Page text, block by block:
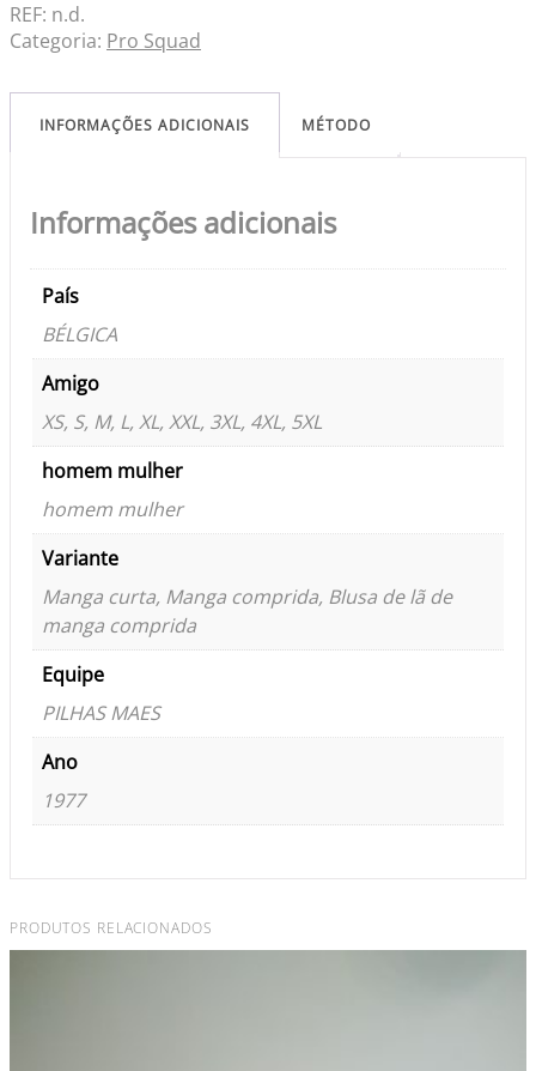
REF: n.d.
Categoria: Pro Squad
INFORMAÇÕES ADICIONAIS MÉTODO
Informações adicionais
País
BÉLGICA
Amigo
XS, S, M, L, XL, XXL, 3XL, 4XL, 5XL
homem mulher
homem mulher
Variante
Manga curta, Manga comprida, Blusa de lã de
manga comprida
Equipe
PILHAS MAES
Ano
1977
PRODUTOS RELACIONADOS